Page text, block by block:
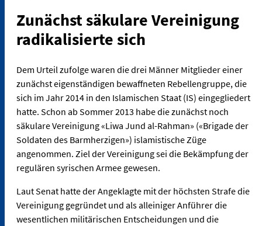
Zunächst säkulare Vereinigung
radikalisierte sich
Dem Urteil zufolge waren die drei Männer Mitglieder einer
zunächst eigenständigen bewaffneten Rebellengruppe, die
sich im Jahr 2014 in den Islamischen Staat (IS) eingegliedert
hatte. Schon ab Sommer 2013 habe die zunächst noch
säkulare Vereinigung «Liwa Jund al-Rahman» («Brigade der
Soldaten des Barmherzigen») islamistische Züge
angenommen. Ziel der Vereinigung sei die Bekämpfung der
regulären syrischen Armee gewesen.
Laut Senat hatte der Angeklagte mit der höchsten Strafe die
Vereinigung gegründet und als alleiniger Anführer die
wesentlichen militärischen Entscheidungen und die